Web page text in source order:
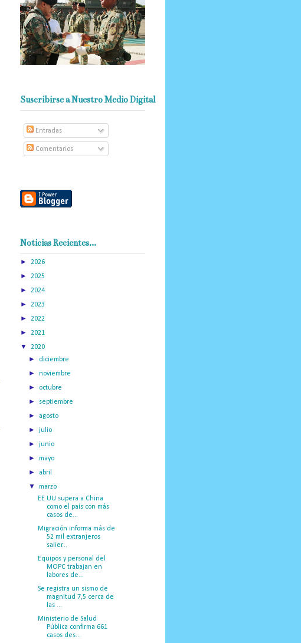
Suscribirse a Nuestro Medio Digital
Entradas
Comentarios
Noticias Recientes...
► 2026
► 2025
► 2024
► 2023
► 2022
► 2021
▼ 2020
► diciembre
►noviembre
► octubre
► septiembre
► agosto
►julio
►junio
►mayo
► abril
▼marzo
EE UU supera a China
como el país con más
casos de...
Migración informa más de
52 mil extranjeros
salier...
Equipos y personal del
MOPC trabajan en
labores de...
Se registra un sismo de
magnitud 7,5 cerca de
las ...
Ministerio de Salud
Pública confirma 661
casos des...